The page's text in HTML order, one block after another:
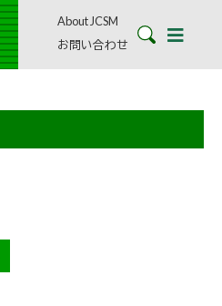
About JCSM
お問い合わせ